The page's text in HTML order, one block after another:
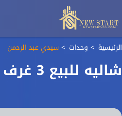
الرئيسية وحدات سيدي عبد الرحمن
شاليه للبيع 3 غرف 168م في قرية لابايا الساحل الشمالي